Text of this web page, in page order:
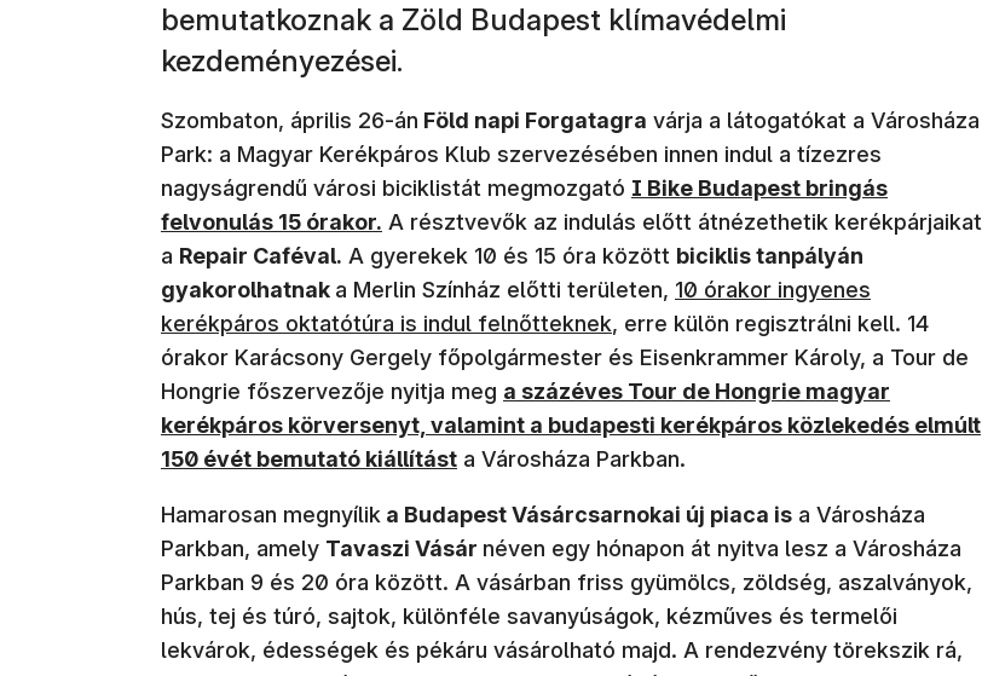
bemutatkoznak a Zöld Budapest klímavédelmi
kezdeményezései.
Szombaton, április 26-án Föld napi Forgatagra várja a látogatókat a Városháza
Park: a Magyar Kerékpáros Klub szervezésében innen indul a tízezres
nagyságrendű városi biciklistát megmozgató (új ablakban nyílik meg)
I Bike Budapest bringás
felvonulás 15 órakor. A résztvevők az indulás előtt átnézethetik kerékpárjaikat
a Repair Caféval. A gyerekek 10 és 15 óra között biciklis tanpályán
gyakorolhatnak a Merlin Színház előtti területen, (új ablakban nyílik meg)
10 órakor ingyenes
kerékpáros oktatótúra is indul felnőtteknek, erre külön regisztrálni kell. 14
órakor Karácsony Gergely főpolgármester és Eisenkrammer Károly, a Tour de
Hongrie főszervezője nyitja meg (új ablakban nyílik meg)
a százéves Tour de Hongrie magyar
kerékpáros körversenyt, valamint a budapesti kerékpáros közlekedés elmúlt
150 évét bemutató kiállítást a Városháza Parkban.
Hamarosan megnyílik a Budapest Vásárcsarnokai új piaca is a Városháza
Parkban, amely Tavaszi Vásár néven egy hónapon át nyitva lesz a Városháza
Parkban 9 és 20 óra között. A vásárban friss gyümölcs, zöldség, aszalványok,
hús, tej és túró, sajtok, különféle savanyúságok, kézműves és termelői
lekvárok, édességek és pékáru vásárolható majd. A rendezvény törekszik rá,